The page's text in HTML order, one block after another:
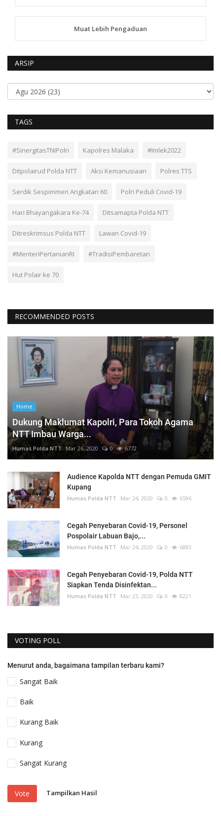
Muat Lebih Pengaduan
ARSIP
TAGS
#SinergitasTNIPolri Kapolres Malaka #Imlek2022
Ditpolairud Polda NTT Aksi Kemanusiaan Polres TTS
Serdik Sespimmen Angkatan 60 Polri Peduli Covid-19
Hari Bhayangakara Ke-74 Ditsamapta Polda NTT
Ditreskrimsus Polda NTT Lawan Covid-19
#MenteriPertanianRI #TradisiPembaretan
Hut Polair ke 70
RECOMMENDED POSTS
Home
Dukung Maklumat Kapolri, Para Tokoh Agama
NTT Imbau Warga...
Humas Polda NTT Mar 26, 2020 0 6772
Audience Kapolda NTT dengan Pemuda GMIT
Kupang
Humas Polda NTT Mar 24, 2020 0 6596
Cegah Penyebaran Covid-19, Personel
Pospolair Labuan Bajo,...
Humas Polda NTT Mar 24, 2020 0 6883
Cegah Penyebaran Covid-19, Polda NTT
Siapkan Tenda Disinfektan...
Humas Polda NTT Mar 23, 2020 0 8221
VOTING POLL
Menurut anda, bagaimana tampilan terbaru kami?
Sangat Baik
Baik
Kurang Baik
Kurang
Sangat Kurang
Vote Tampilkan Hasil